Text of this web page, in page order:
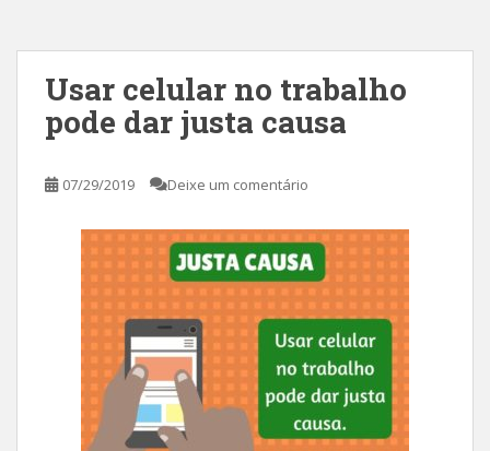
Usar celular no trabalho
pode dar justa causa
07/29/2019 Deixe um comentário